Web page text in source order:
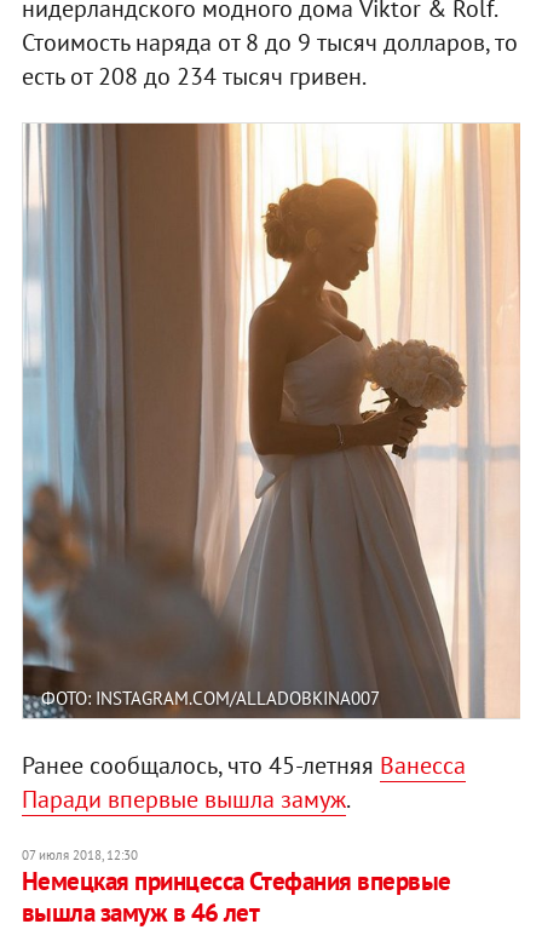
нидерландского модного дома Viktor & Rolf.
Стоимость наряда от 8 до 9 тысяч долларов, то
есть от 208 до 234 тысяч гривен.
ФОТО: INSTAGRAM.COM/ALLADOBKINA007
Ранее сообщалось, что 45-летняя Ванесса
Паради впервые вышла замуж.
07 июля 2018, 12:30
Немецкая принцесса Стефания впервые
вышла замуж в 46 лет